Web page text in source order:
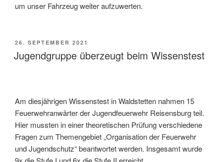
um unser Fahrzeug weiter aufzuwerten.
VERÖFFENTLICHT
AM
26. SEPTEMBER 2021
Jugendgruppe überzeugt beim Wissenstest
Am diesjährigen Wissenstest in Waldstetten nahmen 15
Feuerwehranwärter der Jugendfeuerwehr Reisensburg teil.
Hier mussten in einer theoretischen Prüfung verschiedene
Fragen zum Themengebiet „Organisation der Feuerwehr
und Jugendschutz“ beantwortet werden. Insgesamt wurde